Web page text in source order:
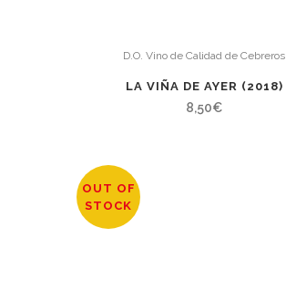
D.O. Vino de Calidad de Cebreros
LA VIÑA DE AYER (2018)
8,50€
OUT OF
STOCK